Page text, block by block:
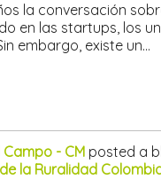
la conversación
en las startups, los
embargo, existe un…
Campo - CMposted a
la Ruralidad